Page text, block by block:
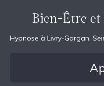
Bien-Être et
Hypnose à Livry-Gargan,